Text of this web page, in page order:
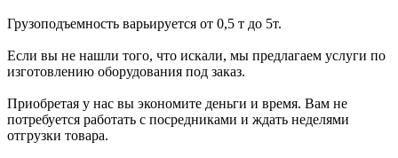
Грузоподъемность варьируется от 0,5 т до 5т.
Если вы не нашли того, что искали, мы предлагаем услуги по
изготовлению оборудования под заказ.
Приобретая у нас вы экономите деньги и время. Вам не
потребуется работать с посредниками и ждать неделями
отгрузки товара.